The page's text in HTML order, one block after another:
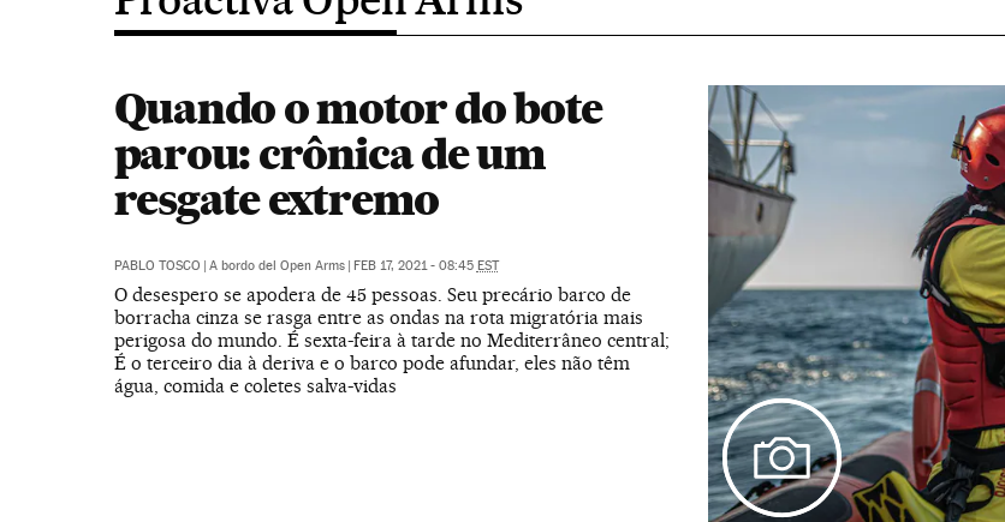
Quando o motor do bote
parou: crônica de um
resgate extremo
PABLO TOSCO | A bordo del Open Arms | FEB 17, 2021 - 08:45 EST
O desespero se apodera de 45 pessoas. Seu precário barco de
borracha cinza se rasga entre as ondas na rota migratória mais
perigosa do mundo. É sexta-feira à tarde no Mediterrâneo central;
É o terceiro dia à deriva e o barco pode afundar, eles não têm
água, comida e coletes salva-vidas